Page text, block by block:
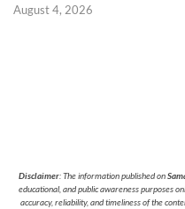
August 4, 2026
Disclaimer: The information published on
educational, and public awareness purposes
accuracy, reliability, and timeliness of the